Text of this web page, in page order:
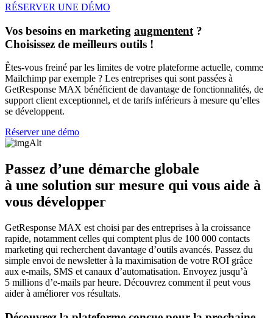
RÉSERVER UNE DÉMO
Vos besoins en marketing augmentent ?
Choisissez de meilleurs outils !
Êtes-vous freiné par les limites de votre plateforme actuelle, comme
Mailchimp par exemple ? Les entreprises qui sont passées à
GetResponse MAX bénéficient de davantage de fonctionnalités, de
support client exceptionnel, et de tarifs inférieurs à mesure qu’elles
se développent.
Réserver une démo
Passez d’une démarche globale
à une solution sur mesure qui vous aide à
vous développer
GetResponse MAX est choisi par des entreprises à la croissance
rapide, notamment celles qui comptent plus de 100 000 contacts
marketing qui recherchent davantage d’outils avancés. Passez du
simple envoi de newsletter à la maximisation de votre ROI grâce
aux e-mails, SMS et canaux d’automatisation. Envoyez jusqu’à
5 millions d’e-mails par heure. Découvrez comment il peut vous
aider à améliorer vos résultats.